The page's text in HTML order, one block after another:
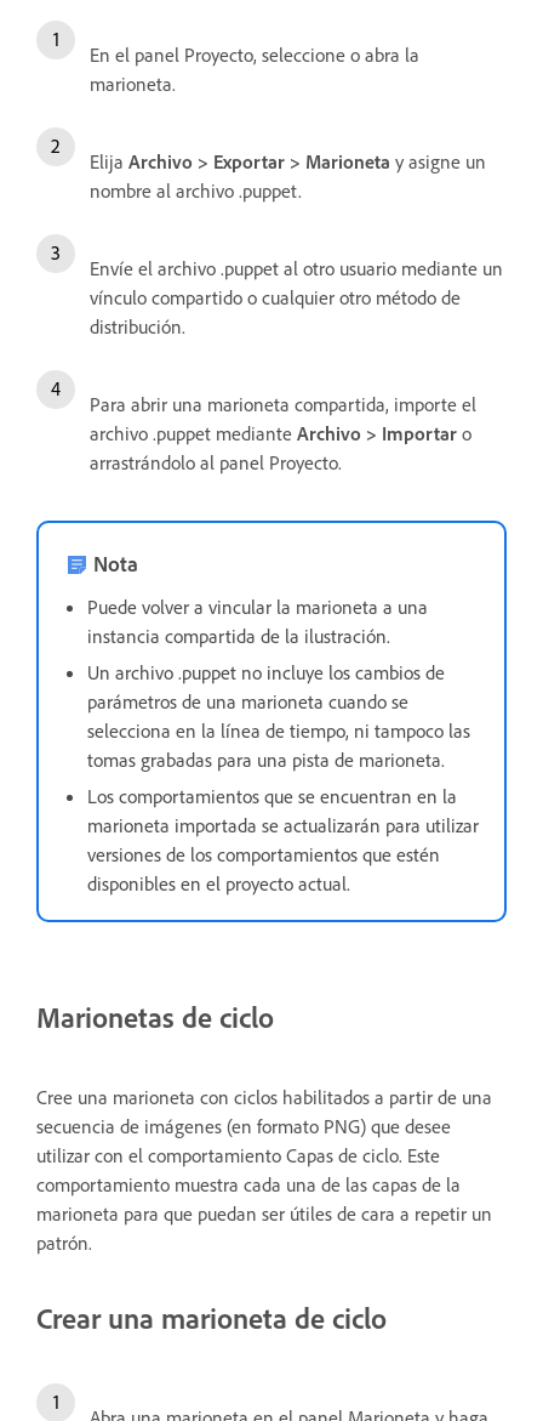
En el panel Proyecto, seleccione o abra la
marioneta.
Elija Archivo > Exportar > Marioneta y asigne un
nombre al archivo .puppet.
Envíe el archivo .puppet al otro usuario mediante un
vínculo compartido o cualquier otro método de
distribución.
Para abrir una marioneta compartida, importe el
archivo .puppet mediante Archivo > Importar o
arrastrándolo al panel Proyecto.
Nota
Puede volver a vincular la marioneta a una
instancia compartida de la ilustración.
Un archivo .puppet no incluye los cambios de
parámetros de una marioneta cuando se
selecciona en la línea de tiempo, ni tampoco las
tomas grabadas para una pista de marioneta.
Los comportamientos que se encuentran en la
marioneta importada se actualizarán para utilizar
versiones de los comportamientos que estén
disponibles en el proyecto actual.
Marionetas de ciclo
Cree una marioneta con ciclos habilitados a partir de una
secuencia de imágenes (en formato PNG) que desee
utilizar con el comportamiento Capas de ciclo. Este
comportamiento muestra cada una de las capas de la
marioneta para que puedan ser útiles de cara a repetir un
patrón.
Crear una marioneta de ciclo